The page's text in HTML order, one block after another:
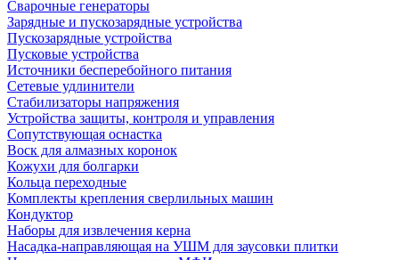
Сварочные генераторы
Зарядные и пускозарядные устройства
Пускозарядные устройства
Пусковые устройства
Источники бесперебойного питания
Сетевые удлинители
Стабилизаторы напряжения
Устройства защиты, контроля и управления
Сопутствующая оснастка
Воск для алмазных коронок
Кожухи для болгарки
Кольца переходные
Комплекты крепления сверлильных машин
Кондуктор
Наборы для извлечения керна
Насадка-направляющая на УШМ для заусовки плитки